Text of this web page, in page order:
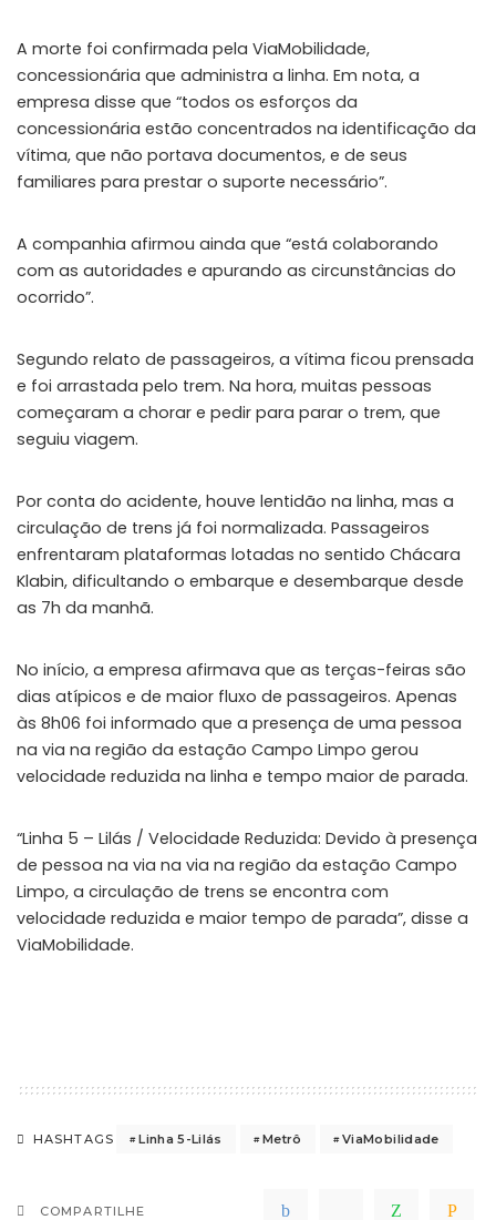
A morte foi confirmada pela ViaMobilidade,
concessionária que administra a linha. Em nota, a
empresa disse que “todos os esforços da
concessionária estão concentrados na identificação da
vítima, que não portava documentos, e de seus
familiares para prestar o suporte necessário”.
A companhia afirmou ainda que “está colaborando
com as autoridades e apurando as circunstâncias do
ocorrido”.
Segundo relato de passageiros, a vítima ficou prensada
e foi arrastada pelo trem. Na hora, muitas pessoas
começaram a chorar e pedir para parar o trem, que
seguiu viagem.
Por conta do acidente, houve lentidão na linha, mas a
circulação de trens já foi normalizada. Passageiros
enfrentaram plataformas lotadas no sentido Chácara
Klabin, dificultando o embarque e desembarque desde
as 7h da manhã.
No início, a empresa afirmava que as terças-feiras são
dias atípicos e de maior fluxo de passageiros. Apenas
às 8h06 foi informado que a presença de uma pessoa
na via na região da estação Campo Limpo gerou
velocidade reduzida na linha e tempo maior de parada.
“Linha 5 – Lilás / Velocidade Reduzida: Devido à presença
de pessoa na via na via na região da estação Campo
Limpo, a circulação de trens se encontra com
velocidade reduzida e maior tempo de parada”, disse a
ViaMobilidade.
HASHTAGS Linha 5-Lilás Metrô ViaMobilidade
COMPARTILHE